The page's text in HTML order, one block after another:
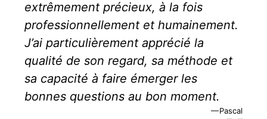
extrêmement précieux, à la fois
professionnellement et humainement.
J’ai particulièrement apprécié la
qualité de son regard, sa méthode et
sa capacité à faire émerger les
bonnes questions au bon moment.
Pascal